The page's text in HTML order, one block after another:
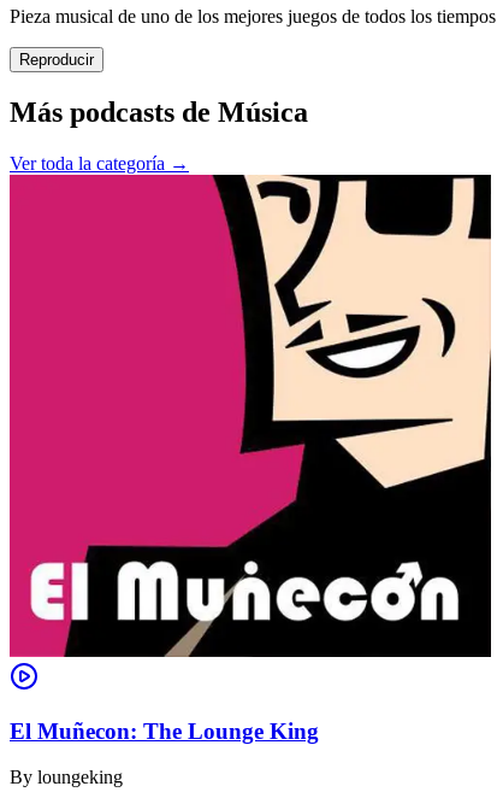
Pieza musical de uno de los mejores juegos de todos los tiempos
Reproducir
Más podcasts de Música
Ver toda la categoría →
El Muñecon: The Lounge King
By loungeking